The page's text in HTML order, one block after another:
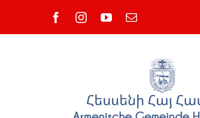
FacebookInstagramYouTubeEmail